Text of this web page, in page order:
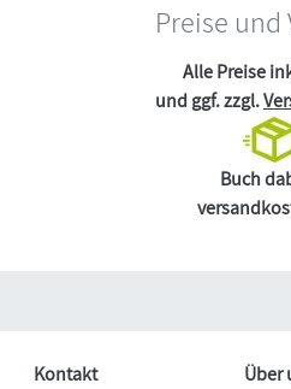
Preise und
Alle Preise
und ggf. zzgl.
Buch
Kontakt
Über